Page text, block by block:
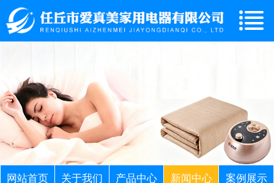
网站首页 关于我们 产品中心 新闻中心 案例展示